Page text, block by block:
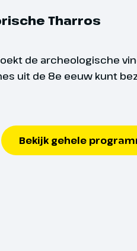
Tharros
de archeologische
uit de 8e eeuw kunt
Bekijk gehele
eerst naar het stadje
dat vele
dorpjes in het zuiden
de stad uittorent. Het
straatjes met
veel handwerk verkocht
18
Voor
word